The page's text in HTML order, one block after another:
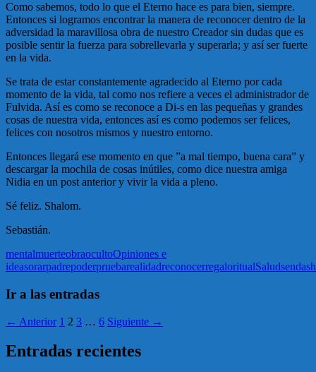
Como sabemos, todo lo que el Eterno hace es para bien, siempre.
Entonces si logramos encontrar la manera de reconocer dentro de la
adversidad la maravillosa obra de nuestro Creador sin dudas que es
posible sentir la fuerza para sobrellevarla y superarla; y así ser fuerte
en la vida.
Se trata de estar constantemente agradecido al Eterno por cada
momento de la vida, tal como nos refiere a veces el administrador de
Fulvida. Así es como se reconoce a Di-s en las pequeñas y grandes
cosas de nuestra vida, entonces así es como podemos ser felices,
felices con nosotros mismos y nuestro entorno.
Entonces llegará ese momento en que ”a mal tiempo, buena cara” y
descargar la mochila de cosas inútiles, como dice nuestra amiga
Nidia en un post anterior y vivir la vida a pleno.
Sé feliz. Shalom.
Sebastián.
mentalmuerteobraocultoOpiniones e
ideasorarpadrepoderpruebarealidadreconocerregaloritualSaludsenda
Ir a las entradas
← Anterior 1 2 3 … 6 Siguiente →
Entradas recientes